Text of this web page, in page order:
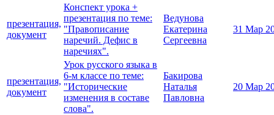
презентация,
документ
Конспект урока +
презентация по теме:
"Правописание
наречий. Дефис в
наречиях".
Ведунова
Екатерина
Сергеевна
31 Мар
презентация,
документ
Урок русского языка в
6-м классе по теме:
"Исторические
изменения в составе
слова".
Бакирова
Наталья
Павловна
20 Мар